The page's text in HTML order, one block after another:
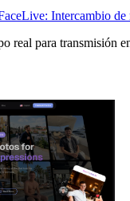
Intercambio de
real para transmisión